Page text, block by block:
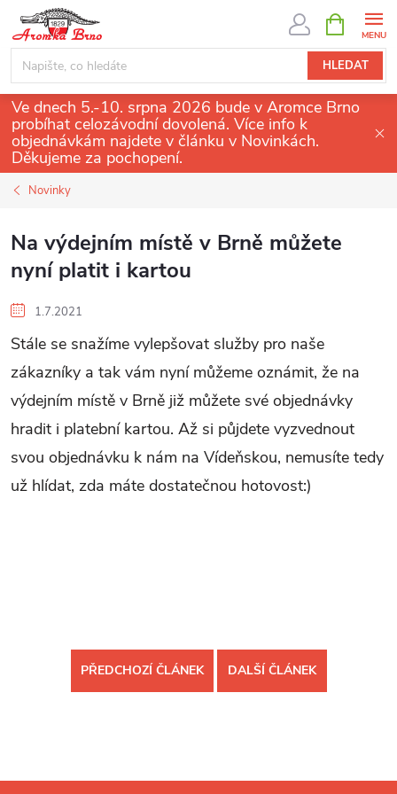
obsah
HLEDAT
NÁKUPNÍ
KOŠÍK
Ve dnech 5.-10. srpna 2026 bude v Aromce Brno
probíhat celozávodní dovolená. Více info k
objednávkám najdete v článku v Novinkách.
Děkujeme za pochopení.
Novinky
Na výdejním místě v Brně můžete
nyní platit i kartou
1.7.2021
Stále se snažíme vylepšovat služby pro naše
zákazníky a tak vám nyní můžeme oznámit, že na
výdejním místě v Brně již můžete své objednávky
hradit i platební kartou. Až si půjdete vyzvednout
svou objednávku k nám na Vídeňskou, nemusíte tedy
už hlídat, zda máte dostatečnou hotovost:)
PŘEDCHOZÍ ČLÁNEK DALŠÍ ČLÁNEK